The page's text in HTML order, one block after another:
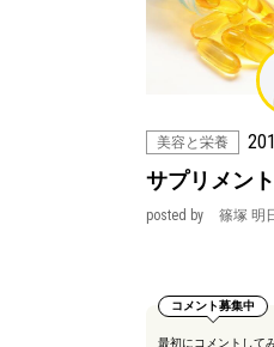
美容と栄養
サプリメン
posted by 篠塚 明
コメント募集中
最初にコメントして